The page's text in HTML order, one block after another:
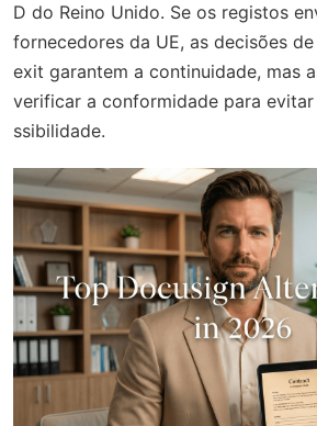
D do Reino Unido. Se os registos
fornecedores da UE, as decisões
exit garantem a continuidade, mas
verificar a conformidade para
ssibilidade.